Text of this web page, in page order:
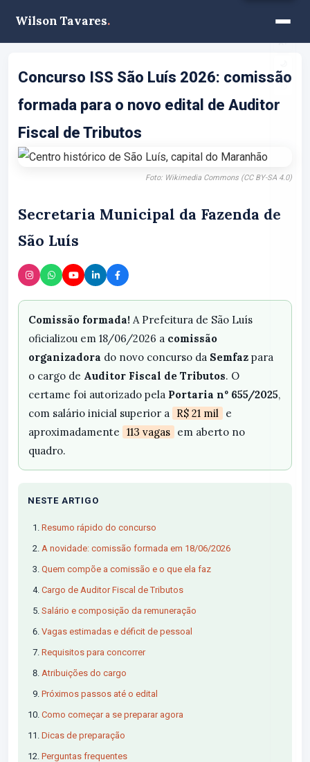
Wilson Tavares.
Concurso ISS São Luís 2026: comissão
formada para o novo edital de Auditor
Fiscal de Tributos
Foto: Wikimedia Commons (CC BY-SA 4.0)
A−
A+
Secretaria Municipal da Fazenda de
São Luís
Comissão formada! A Prefeitura de São Luís
oficializou em 18/06/2026 a comissão
organizadora do novo concurso da Semfaz para
o cargo de Auditor Fiscal de Tributos. O
certame foi autorizado pela Portaria nº 655/2025,
com salário inicial superior a R$ 21 mil e
aproximadamente 113 vagas em aberto no
quadro.
NESTE ARTIGO
Resumo rápido do concurso
A novidade: comissão formada em 18/06/2026
Quem compõe a comissão e o que ela faz
Cargo de Auditor Fiscal de Tributos
Salário e composição da remuneração
Vagas estimadas e déficit de pessoal
Requisitos para concorrer
Atribuições do cargo
Próximos passos até o edital
Como começar a se preparar agora
Dicas de preparação
Perguntas frequentes